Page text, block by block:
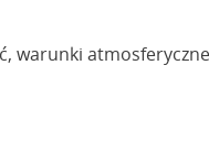
warunki